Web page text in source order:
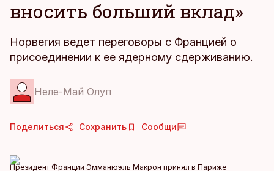
вносить больший вклад»
Норвегия ведет переговоры с Францией о
присоединении к ее ядерному сдерживанию.
Неле-Май Олуп
Поделиться Сохранить Сообщи
Президент Франции Эмманюэль Макрон принял в Париже